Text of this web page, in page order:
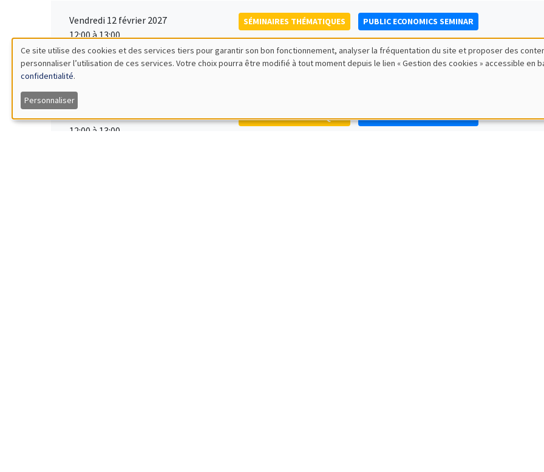
Vendredi 12 février 2027
12:00 à 13:00
Îlot Bernard du Bois
SÉMINAIRES THÉMATIQUES PUBLIC ECONOMICS SEMINAR
TBA
Vendredi 19 mars 2027
12:00 à 13:00
SÉMINAIRES THÉMATIQUES PUBLIC ECONOMICS SEMINAR
Utilisation
des
données
Ce site utilise des cookies et des services tiers pour garantir son bon fonctionnement, analyser la fréquentation du site et proposer des
personnaliser l’utilisation de ces services. Votre choix pourra être modifié à tout moment depuis le lien « Gestion des cookies » accessible en
confidentialité.
Personnaliser